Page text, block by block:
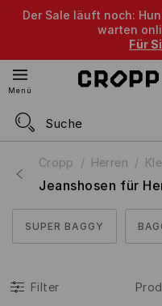
Der Sale läuft noch:
warten
Für
Menü
Cropp Herren
Jeanshosen für
SUPER BAGGY
Filter